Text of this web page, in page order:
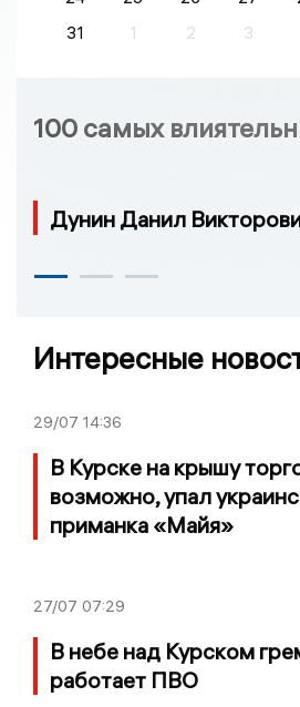
31
1 2 3
100 самых
Дунин Данил
Интересные
29/07 14:36
В Курске на крышу
возможно, упал
приманка «Майя»
27/07 07:29
В небе над Курском
работает ПВО